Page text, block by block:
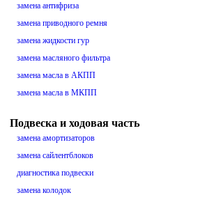
замена антифриза
замена приводного ремня
замена жидкости гур
замена масляного фильтра
замена масла в АКПП
замена масла в МКПП
Подвеска и ходовая часть
замена амортизаторов
замена сайлентблоков
диагностика подвески
замена колодок